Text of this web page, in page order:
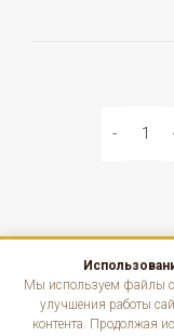
КАТАЛОГ
ИНФОРМАЦИЯ
Мы используем файлы
улучшения работы
контента. Продолжая